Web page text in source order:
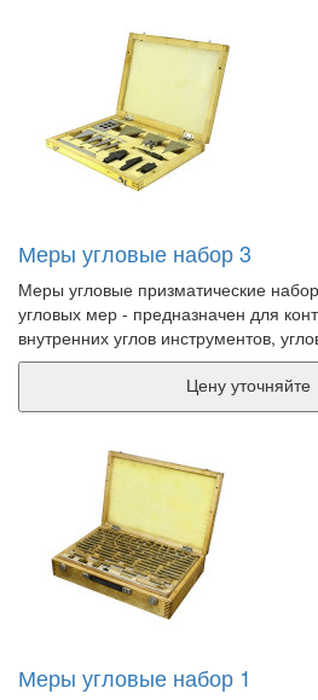
Меры угловые набор 3
Меры угловые призматические
угловых мер - предназначен для
внутренних углов инструментов,
Меры угловые набор 1